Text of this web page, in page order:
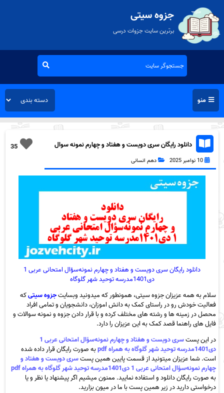
جزوه سیتی
برترین سایت جزوات درسی
منو
35
دانلود رایگان سری دویست و هفتاد و چهارم نمونه سوال
عربی دهم انسانی به همراه pdf
10 نوامبر 2025 دهم انسانی
دانلود رایگان سری دویست و هفتاد و چهارم نمونه‌سؤال امتحانی عربی 1
دی1401مدرسه توحید شهر گلوگاه
سلام به همه عزیزان جزوه سیتی، همونطور که میدونید وبسایتجزوه سیتیکه
فعالیت خودش رو در راستای کمک به دانش اموزان، دانشجویان و تمامی افراد
محصل در زمینه ها و رشته های مختلف کرده و با قرار دادن جزوه و نمونه سوالات و
فایل های راهنما قصد کمک به این عزیزان را دارد.
در این پست
سری دویست و هفتاد و چهارم نمونه‌سؤال امتحانی عربی 1
دی1401مدرسه توحید شهر گلوگاه به همراه pdf
به صورت رایگان قرار داده شده
است. شما عزیزان میتونید از قسمت پایین همین پستسری دویست و هفتاد و
چهارم نمونه‌سؤال امتحانی عربی 1 دی1401مدرسه توحید شهر گلوگاه به همراه pdf
به صورت رایگان دانلود و استفاده نمایید. ممنون میشیم اگر پیشنهاد یا نظر و یا
درخواستی دارید در زیر همین پست با ما در میون بزارید.